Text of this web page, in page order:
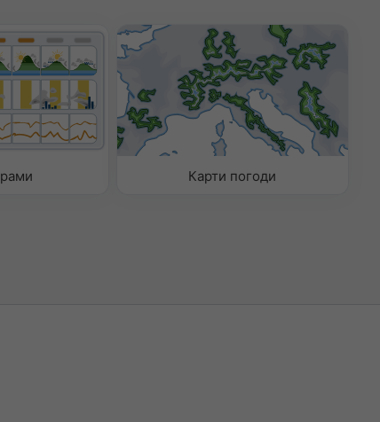
Карти погоди